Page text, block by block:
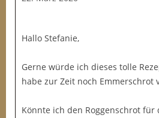
Hallo Stefanie,
Gerne würde ich dieses tolle
habe zur Zeit noch Emmerschrot
Könnte ich den Roggenschrot für